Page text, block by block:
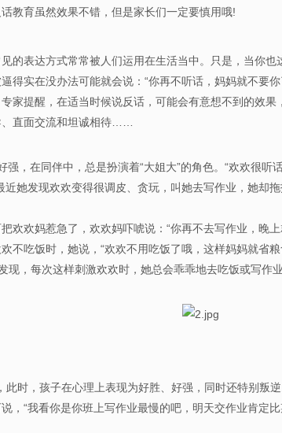
话教育虽然效果不错，但是家长们一定要慎用哦!
见的表达方式常常被人们运用在生活当中。只是，当
实在没办法可能就会说：“你再不听话，妈妈就不要
家提醒，在适当时候说反话，可能会有意想不到的效
直面交流和坦诚相待……
在同伴中，总是扮演着“大姐大”的角色。“欢欢很听
她发现欢欢变得很调皮、贪玩，叫她去写作业，她却
欢妈惹急了，欢欢妈吓唬说：“你再不去写作业，晚
不吃饭时，她说，“欢欢不用吃饭了哦，这样妈妈就省
现，每次这样刺激欢欢时，她总会乖乖地去吃饭或写作业
此时，孩子在心理上表现为好胜、好强，同时还特别叛
，“我看你是你班上写作业最慢的吧，明天交作业肯定
。